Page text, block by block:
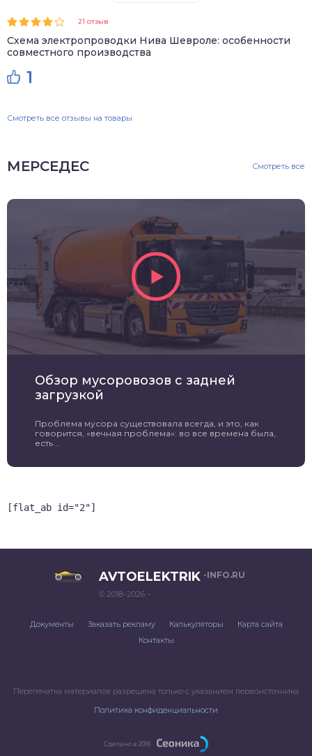
21 отзыв
Схема электропроводки Нива Шевроле: особенности
совместного производства
1
Смотреть все отзывы на товары
МЕРСЕДЕС Смотреть все
Обзор мусоровозов с задней
загрузкой
Проблема мусора существовала всегда, и это, как
говорится, «вечная проблема»: во все времена была,
есть ...
[flat_ab id="2"]
AVTOELEKTRIK -INFO.RU
© 2018–2026 –
Документы Заказать рекламу Калькуляторы
Карта сайта
Контакты
Перепечатка материалов разрешена только с указанием первоисточника
Политика конфиденциальности
Сделано в 2018